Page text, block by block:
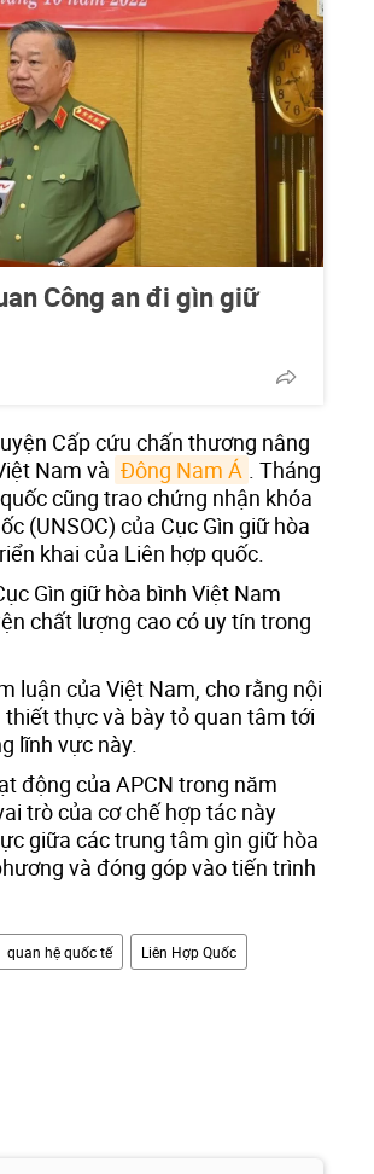
Công an đi gìn giữ
Cấp cứu chấn thương nâng
Nam và Đông Nam Á
. Tháng
cũng trao chứng nhận khóa
(UNSOC) của Cục Gìn giữ hòa
khai của Liên hợp quốc.
Gìn giữ hòa bình Việt Nam
chất lượng cao có uy tín trong
luận của Việt Nam, cho rằng nội
thực và bày tỏ quan tâm tới
lĩnh vực này.
động của APCN trong năm
trò của cơ chế hợp tác này
giữa các trung tâm gìn giữ hòa
và đóng góp vào tiến trình
quan hệ quốc tế Liên Hợp Quốc